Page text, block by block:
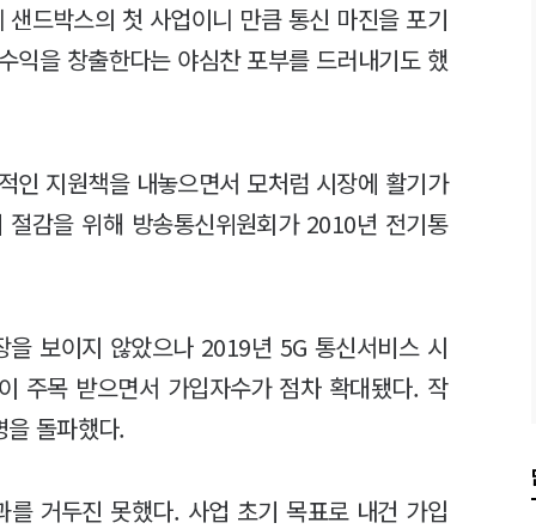
드박스의 첫 사업이니 만큼 통신 마진을 포기
익을 창출한다는 야심찬 포부를 드러내기도 했
인 지원책을 내놓으면서 모처럼 시장에 활기가
감을 위해 방송통신위원회가 2010년 전기통
보이지 않았으나 2019년 5G 통신서비스 시
주목 받으면서 가입자수가 점차 확대됐다. 작
돌파했다.
거두진 못했다. 사업 초기 목표로 내건 가입